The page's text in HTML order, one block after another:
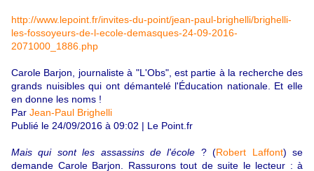
http://www.lepoint.fr/invites-du-point/jean-paul-brighelli/brighelli-
les-fossoyeurs-de-l-ecole-demasques-24-09-2016-
2071000_1886.php
Carole Barjon, journaliste à "L'Obs", est partie à la recherche des
grands nuisibles qui ont démantelé l'Éducation nationale. Et elle
en donne les noms !
Par Jean-Paul Brighelli
Publié le 24/09/2016 à 09:02 | Le Point.fr
Mais qui sont les assassins de l'école ? (Robert Laffont) se
demande Carole Barjon. Rassurons tout de suite le lecteur : à